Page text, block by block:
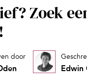
Zoek
door
Edwin